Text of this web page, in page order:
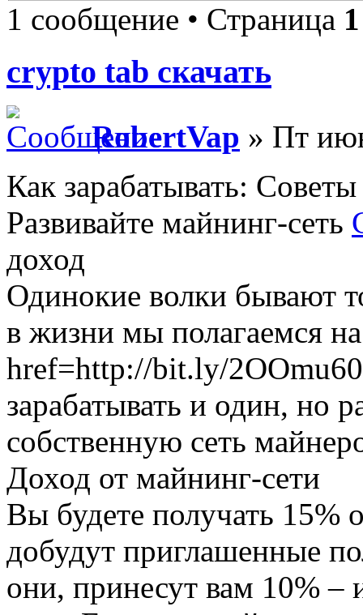
1 сообщение • Страница 1
crypto tab скачать
RobertVap » Пт
Как зарабатывать: Советы
Развивайте майнинг-сеть
доход
Одинокие волки бывают
в жизни мы полагаемся
href=http://bit.ly/
зарабатывать и один, но
собственную сеть
Доход от майнинг-сети
Вы будете получать 15%
добудут приглашенные
они, принесут вам 10% –